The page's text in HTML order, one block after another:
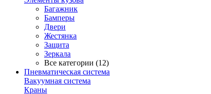
Багажник
Бамперы
Двери
Жестянка
Защита
Зеркала
Все категории (12)
Пневматическая система
Вакуумная система
Краны